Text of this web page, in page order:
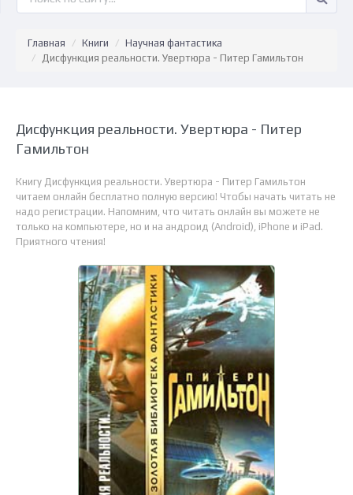
Главная Книги
Научная фантастика
Дисфункция реальности. Увертюра - Питер Гамильтон
Дисфункция реальности. Увертюра - Питер
Гамильтон
Книгу Дисфункция реальности. Увертюра - Питер Гамильтон
читаем онлайн бесплатно полную версию! Чтобы начать читать не
надо регистрации. Напомним, что читать онлайн вы можете не
только на компьютере, но и на андроид (Android), iPhone и iPad.
Приятного чтения!